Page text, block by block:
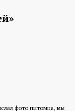
фото питомца, мы